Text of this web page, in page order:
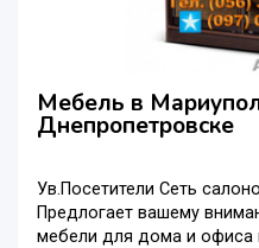
Мебель в
Днепропетровске
Ув.Посетители Сеть
Предлогает вашему
мебели для дома и офиса